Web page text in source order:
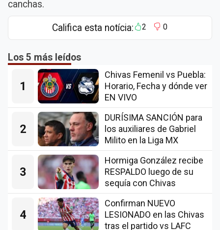
canchas.
Califica esta notícia: 2 0
Los 5 más leídos
1
Chivas Femenil vs Puebla:
Horario, Fecha y dónde ver
EN VIVO
2
DURÍSIMA SANCIÓN para
los auxiliares de Gabriel
Milito en la Liga MX
3
Hormiga González recibe
RESPALDO luego de su
sequía con Chivas
4
Confirman NUEVO
LESIONADO en las Chivas
tras el partido vs LAFC